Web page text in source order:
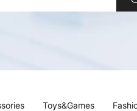
Toys&Games